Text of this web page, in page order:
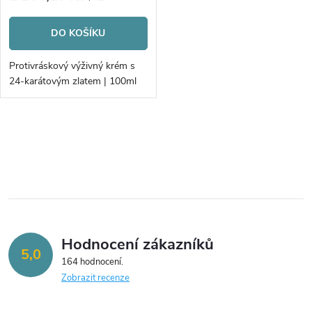
o
d
u
ů
r
o
d
t
ů
DO KOŠÍKU
Protivráskový výživný krém s
24-karátovým zlatem | 100ml
l
d
a
5,0 Hodnocení zákazníků
164 hodnocení
Zobrazit recenze